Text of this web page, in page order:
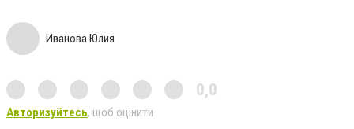
Иванова Юлия
0,0
Авторизуйтесь, щоб оцінити